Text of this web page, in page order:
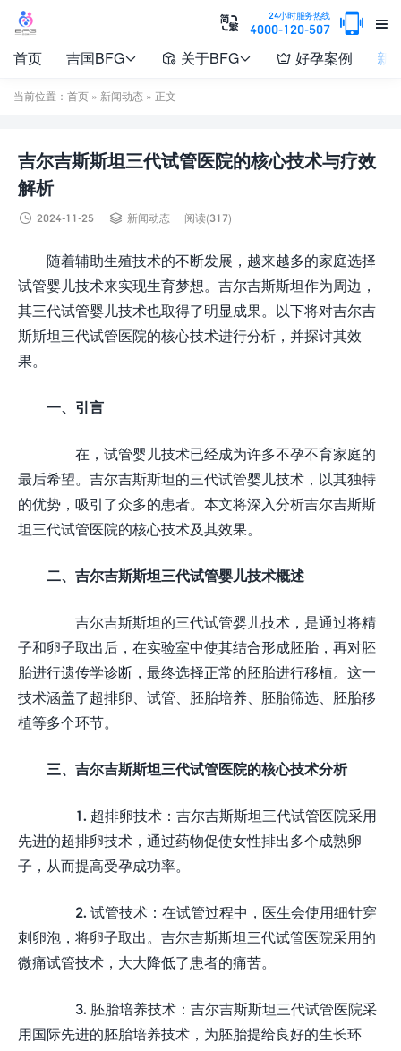

24小时服务热线
4000-120-507 

首页 吉国BFG  关于BFG  好孕案例 新
当前位置： 首页 » 新闻动态 » 正文
吉尔吉斯斯坦三代试管医院的核心技术与疗效
解析
 2024-11-25  新闻动态 阅读(317)
随着辅助生殖技术的不断发展，越来越多的家庭选择
试管婴儿技术来实现生育梦想。吉尔吉斯斯坦作为周边，
其三代试管婴儿技术也取得了明显成果。以下将对吉尔吉
斯斯坦三代试管医院的核心技术进行分析，并探讨其效
果。
一、引言
在，试管婴儿技术已经成为许多不孕不育家庭的
最后希望。吉尔吉斯斯坦的三代试管婴儿技术，以其独特
的优势，吸引了众多的患者。本文将深入分析吉尔吉斯斯
坦三代试管医院的核心技术及其效果。
二、吉尔吉斯斯坦三代试管婴儿技术概述
吉尔吉斯斯坦的三代试管婴儿技术，是通过将精
子和卵子取出后，在实验室中使其结合形成胚胎，再对胚
胎进行遗传学诊断，最终选择正常的胚胎进行移植。这一
技术涵盖了超排卵、试管、胚胎培养、胚胎筛选、胚胎移
植等多个环节。
三、吉尔吉斯斯坦三代试管医院的核心技术分析
1. 超排卵技术：吉尔吉斯斯坦三代试管医院采用
先进的超排卵技术，通过药物促使女性排出多个成熟卵
子，从而提高受孕成功率。
2. 试管技术：在试管过程中，医生会使用细针穿
刺卵泡，将卵子取出。吉尔吉斯斯坦三代试管医院采用的
微痛试管技术，大大降低了患者的痛苦。
3. 胚胎培养技术：吉尔吉斯斯坦三代试管医院采
用国际先进的胚胎培养技术，为胚胎提给良好的生长环